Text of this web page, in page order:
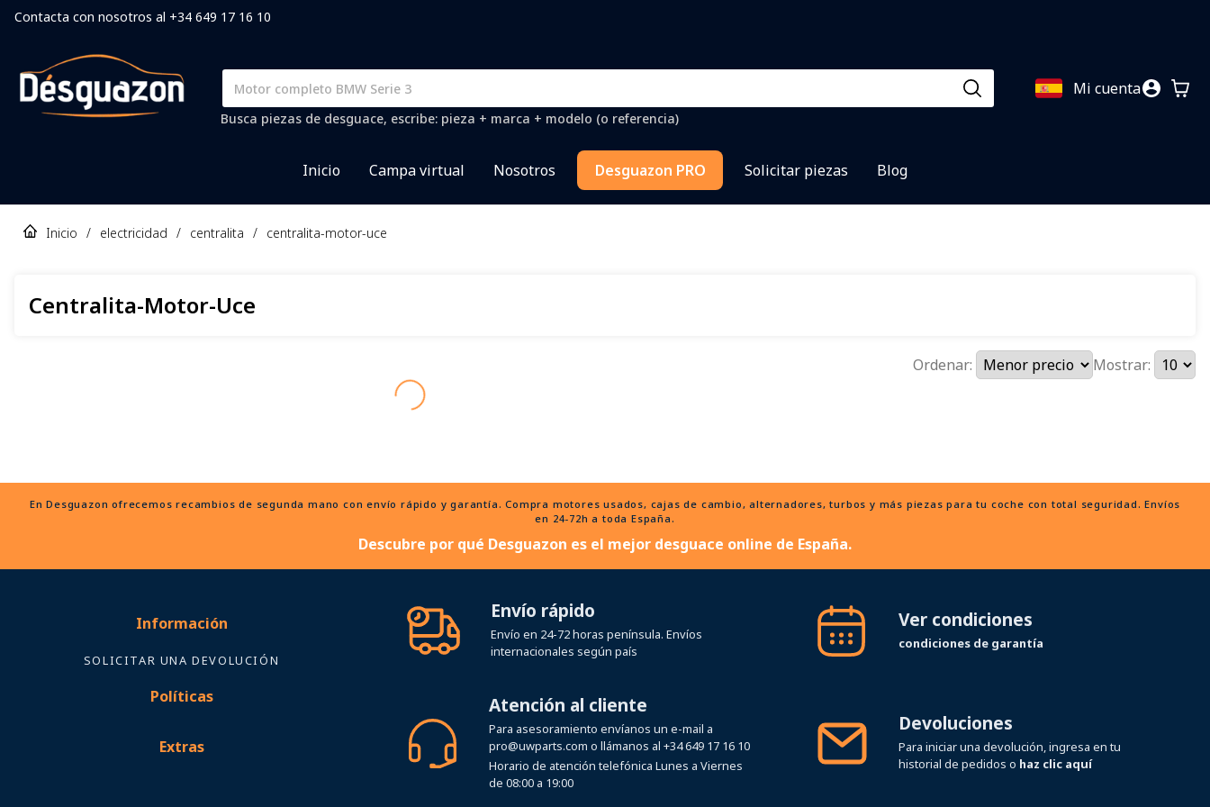
Contacta con nosotros al +34 649 17 16 10
Busca piezas de desguace, escribe: pieza + marca + modelo (o referencia)
Mi cuenta
Inicio Campa virtual Nosotros Desguazon PRO Solicitar piezas Blog
Inicio / electricidad / centralita / centralita-motor-uce
Centralita-Motor-Uce
Ordenar: Mostrar:
En Desguazon ofrecemos recambios de segunda mano con envío rápido y garantía. Compra motores usados, cajas de cambio, alternadores, turbos y más piezas para tu coche con total seguridad. Envíos
en 24-72h a toda España.
Descubre por qué Desguazon es el mejor desguace online de España.
Información
SOLICITAR UNA DEVOLUCIÓN
Políticas
Extras
Envío rápido
Envío en 24-72 horas península. Envíos
internacionales según país
Ver condiciones
condiciones de garantía
Atención al cliente
Para asesoramiento envíanos un e-mail a
pro@uwparts.com o llámanos al +34 649 17 16 10
Horario de atención telefónica Lunes a Viernes
de 08:00 a 19:00
Devoluciones
Para iniciar una devolución, ingresa en tu
historial de pedidos o haz clic aquí